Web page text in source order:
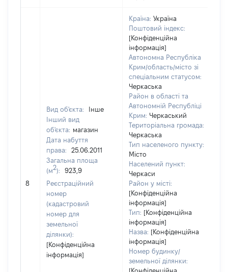
8
Вид об'єкта:
Інше
Інший вид
об'єкта: магазин
Дата набуття
права:
25.06.2011
Загальна площа
(м2):
923,9
Реєстраційний
номер
(кадастровий
номер для
земельної
ділянки):
[Конфіденційна
інформація]
Країна: Україна
Поштовий індекс:
[Конфіденційна
інформація]
Автономна Республіка
Крим/область/місто зі
спеціальним статусом:
Черкаська
Район в області та
Автономній Республіці
Крим: Черкаський
Територіальна громада:
Черкаська
Тип населеного пункту:
Місто
Населений пункт:
Черкаси
Район у місті:
[Конфіденційна
інформація]
Тип: [Конфіденційна
інформація]
Назва: [Конфіденційна
інформація]
Номер будинку/
земельної ділянки:
[Конфіденційна